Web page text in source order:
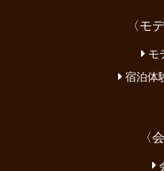
〈モ
モ
宿泊体
〈